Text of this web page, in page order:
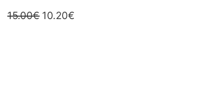
15.00€ 10.20€